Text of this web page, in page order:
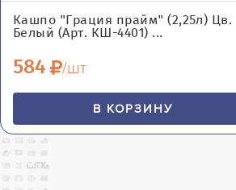
Кашпо "Грация прайм" (2,25л) Цв.
Белый (Арт. КШ-4401) ...
584 /шт
В КОРЗИНУ